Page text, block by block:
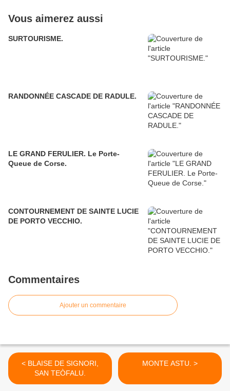
Vous aimerez aussi
SURTOURISME.
RANDONNÉE CASCADE DE RADULE.
LE GRAND FERULIER. Le Porte-
Queue de Corse.
CONTOURNEMENT DE SAINTE LUCIE
DE PORTO VECCHIO.
Commentaires
Ajouter un commentaire
< BLAISE DE SIGNORI,
SAN TEÒFALU.
MONTE ASTU. >